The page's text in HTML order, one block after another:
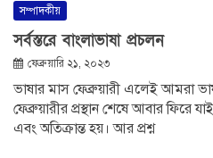
সম্পাদকীয়
সর্বস্তরে বাংলাভাষা প্রচলন
ফেব্রুয়ারি ২১, ২০২৩
ভাষার মাস ফেব্রুয়ারী এলেই আমরা
ফেব্রুয়ারীর প্রস্থান শেষে আবার ফিরে
এবং অতিক্রান্ত হয়। আর প্রশ্ন